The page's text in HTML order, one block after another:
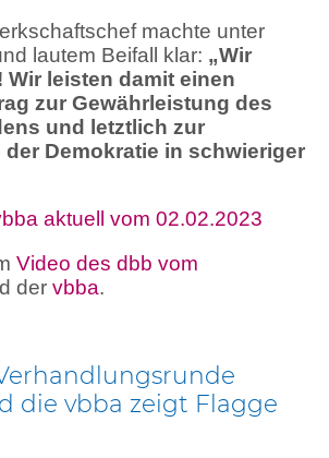
machte unter
lautem Beifall klar: „Wir
Wir leisten damit einen
zur Gewährleistung des
und letztlich zur
Demokratie in schwieriger
aktuell vom 02.02.2023
Video des dbb vom
der vbba.
die vbba zeigt Flagge